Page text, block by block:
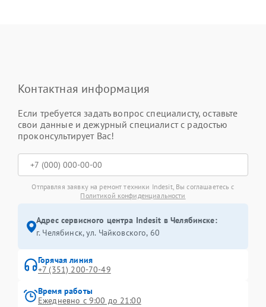
Контактная информация
Если требуется задать вопрос специалисту, оставьте
свои данные и дежурный специалист с радостью
проконсультирует Вас!
Отправляя заявку на ремонт техники Indesit, Вы соглашаетесь с
Политикой конфиденциальности
Адрес сервисного центра Indesit в Челябинске:
г. Челябинск, ул. Чайковского, 60
Горячая линия
+7 (351) 200-70-49
Время работы
Ежедневно с 9:00 до 21:00